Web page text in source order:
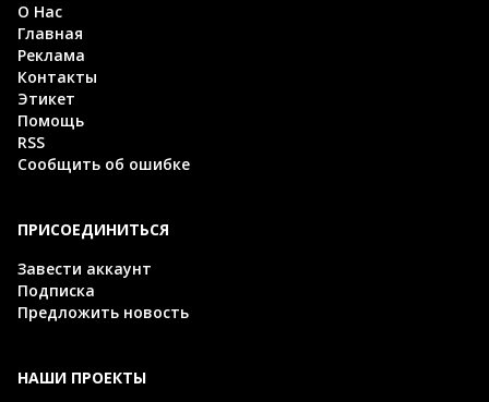
О Нас
Главная
Реклама
Контакты
Этикет
Помощь
RSS
Сообщить об ошибке
ПРИСОЕДИНИТЬСЯ
Завести аккаунт
Подписка
Предложить новость
НАШИ ПРОЕКТЫ